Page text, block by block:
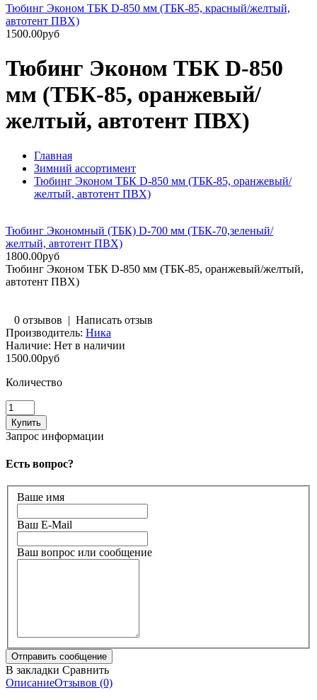
Тюбинг Эконом ТБК D-850 мм (ТБК-85, красный/желтый,
автотент ПВХ)
1500.00руб
Тюбинг Эконом ТБК D-850
мм (ТБК-85, оранжевый/
желтый, автотент ПВХ)
Главная
Зимний ассортимент
Тюбинг Эконом ТБК D-850 мм (ТБК-85, оранжевый/
желтый, автотент ПВХ)
Тюбинг Экономный (ТБК) D-700 мм (ТБК-70,зеленый/
желтый, автотент ПВХ)
1800.00руб
Тюбинг Эконом ТБК D-850 мм (ТБК-85, оранжевый/желтый,
автотент ПВХ)
0 отзывов | Написать отзыв
Производитель: Ника
Наличие: Нет в наличии
1500.00руб
Количество
Запрос информации
Есть вопрос?
Ваше имя
Ваш E-Mail
Ваш вопрос или сообщение
В закладки Сравнить
ОписаниеОтзывов (0)